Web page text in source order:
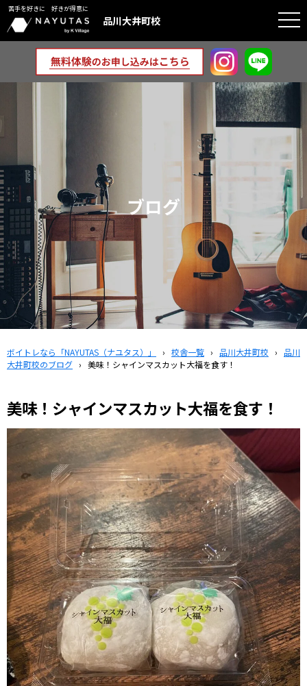
苦手を好きに 好きが得意に
品川大井町校
ブログ
ボイトレなら「NAYUTAS（ナユタス）」 › 校舎一覧 › 品川大井町校 ›
品川
大井町校のブログ › 美味！シャインマスカット大福を食す！
美味！シャインマスカット大福を食す！